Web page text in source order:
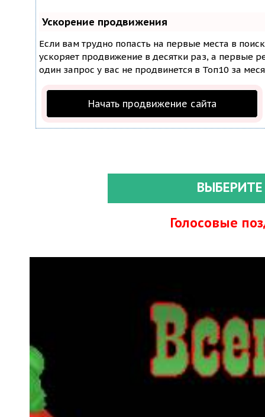
Ускорение продвижения
Если вам трудно попасть на первые места в
ускоряет продвижение в десятки раз, а первые
один запрос у вас не продвинется в Топ10 за
Начать продвижение сайта
Голосовые